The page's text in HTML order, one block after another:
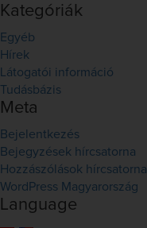
Kategóriák
Egyéb
Hírek
Látogatói információ
Tudásbázis
Meta
Bejelentkezés
Bejegyzések hírcsatorna
Hozzászólások hírcsatorna
WordPress Magyarország
Language